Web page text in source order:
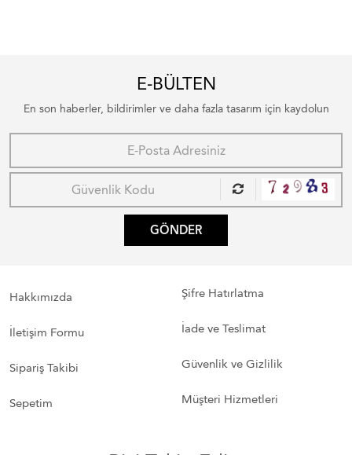
E-BÜLTEN
En son haberler, bildirimler ve daha fazla tasarım için kaydolun
GÖNDER
Hakkımızda
İletişim Formu
Sipariş Takibi
Sepetim
Şifre Hatırlatma
İade ve Teslimat
Güvenlik ve Gizlilik
Müşteri Hizmetleri